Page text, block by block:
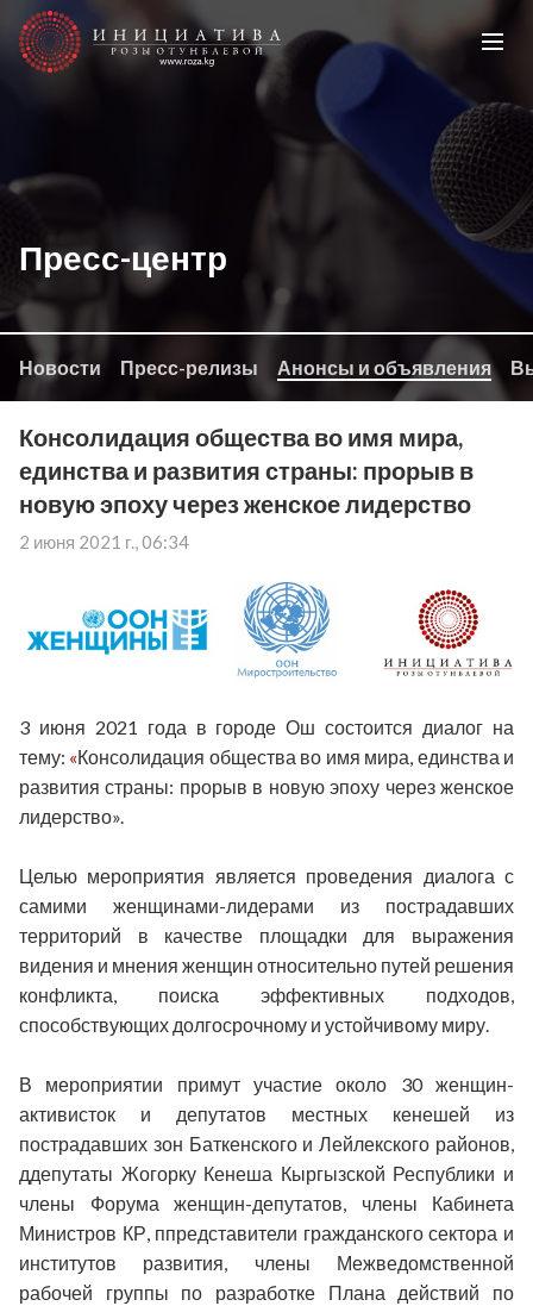
Пресс-центр
Новости Пресс-релизы Анонсы и объявления
Консолидация общества во имя мира,
единства и развития страны: прорыв в
новую эпоху через женское лидерство
2 июня 2021 г., 06:34
3 июня 2021 года в городе Ош состоится диалог на
тему: «Консолидация общества во имя мира, единства и
развития страны: прорыв в новую эпоху через женское
лидерство».
Целью мероприятия является проведения диалога с
самими женщинами-лидерами из пострадавших
территорий в качестве площадки для выражения
видения и мнения женщин относительно путей решения
конфликта, поиска эффективных подходов,
способствующих долгосрочному и устойчивому миру.
В мероприятии примут участие около 30 женщин-
активисток и депутатов местных кенешей из
пострадавших зон Баткенского и Лейлекского районов,
ддепутаты Жогорку Кенеша Кыргызской Республики и
члены Форума женщин-депутатов, члены Кабинета
Министров КР, ппредставители гражданского сектора и
институтов развития, члены Межведомственной
рабочей группы по разработке Плана действий по